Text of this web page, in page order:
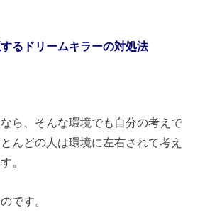
るドリームキラーの対処法
ら、そんな環境でも自分の考えで
んどの人は環境に左右されて考え
。
です。